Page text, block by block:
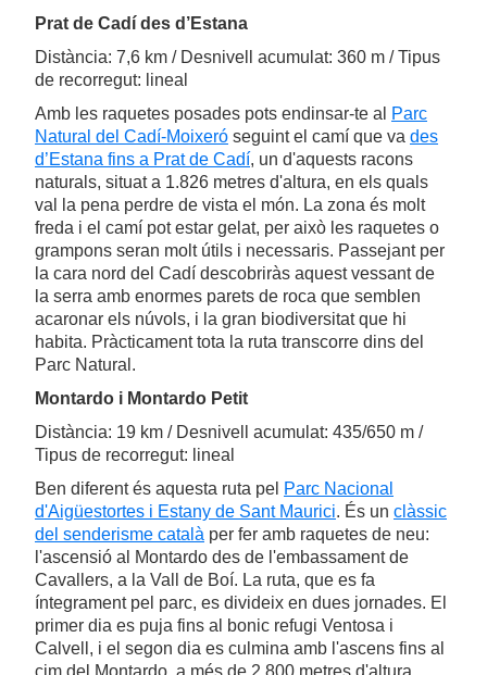
Prat de Cadí des d’Estana
Distància: 7,6 km / Desnivell acumulat: 360 m / Tipus
de recorregut: lineal
Amb les raquetes posades pots endinsar-te al
Parc
Natural del Cadí-Moixeró seguint el camí que va des
d’Estana fins a Prat de Cadí, un d'aquests racons
naturals, situat a 1.826 metres d'altura, en els quals
val la pena perdre de vista el món. La zona és molt
freda i el camí pot estar gelat, per això les raquetes o
grampons seran molt útils i necessaris. Passejant per
la cara nord del Cadí descobriràs aquest vessant de
la serra amb enormes parets de roca que semblen
acaronar els núvols, i la gran biodiversitat que hi
habita. Pràcticament tota la ruta transcorre dins del
Parc Natural.
Montardo i Montardo Petit
Distància: 19 km / Desnivell acumulat: 435/650 m /
Tipus de recorregut: lineal
Ben diferent és aquesta ruta pel Parc Nacional
d'Aigüestortes i Estany de Sant Maurici. És un clàssic
del senderisme català per fer amb raquetes de neu:
l'ascensió al Montardo des de l'embassament de
Cavallers, a la Vall de Boí. La ruta, que es fa
íntegrament pel parc, es divideix en dues jornades. El
primer dia es puja fins al bonic refugi Ventosa i
Calvell, i el segon dia es culmina amb l'ascens fins al
cim del Montardo, a més de 2.800 metres d'altura.